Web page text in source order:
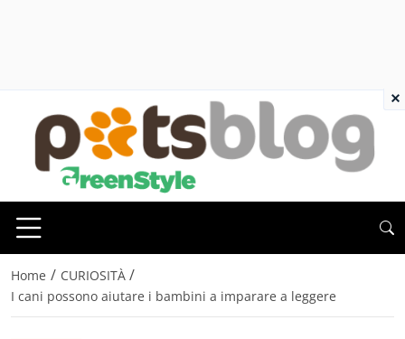
Home / CURIOSITÀ /
I cani possono aiutare i bambini a imparare a leggere
×